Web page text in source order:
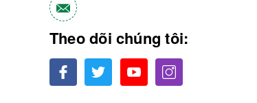
Theo dõi chúng tôi: